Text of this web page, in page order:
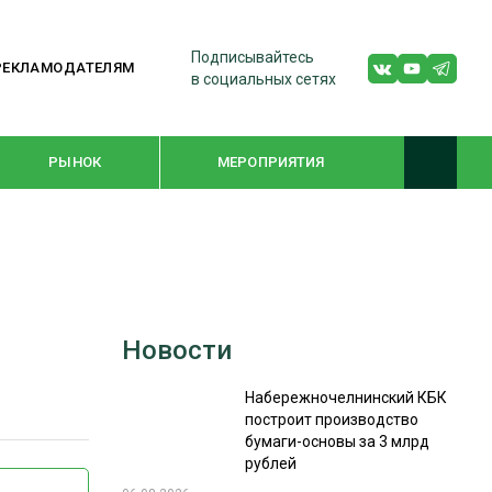
Подписывайтесь
в социальных сетях
РЫНОК МЕРОПРИЯТИЯ
WOODEX-2021
СУШКА ДРЕВЕСИНЫ
Новости
Набережночелнинский КБК
построит производство
бумаги-основы за 3 млрд
рублей